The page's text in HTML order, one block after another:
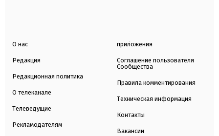
О нас
Редакция
Редакционная политика
О телеканале
Телеведущие
Рекламодателям
приложения
Соглашение пользователя
Сообщества
Правила комментирования
Техническая информация
Контакты
Вакансии